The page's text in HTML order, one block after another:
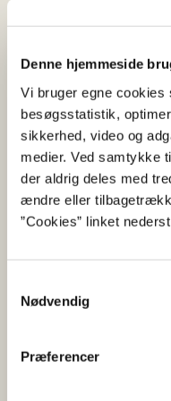
Denne hjemmeside
Vi bruger egne
besøgsstatistik,
sikkerhed, video og
medier. Ved samtykke
der aldrig deles med
ændre eller
”Cookies” linket
Nødvendig
Præferencer
​​God
Fast belægning
Forrum som er
Skift af tøj og
går ind i stalde/
Krav om
​​God
Fokus på